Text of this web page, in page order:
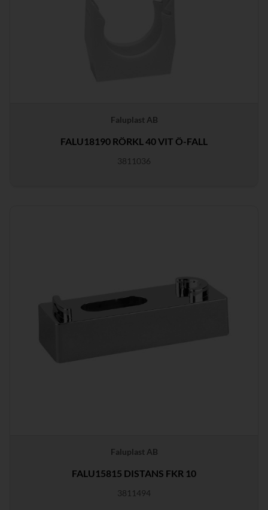
Faluplast AB
FALU18190 RÖRKL 40 VIT Ö-FALL
3811036
Faluplast AB
FALU15815 DISTANS FKR 10
3811494